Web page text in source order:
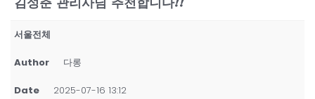
서울전체
Author 다롱
Date 2025-07-16 13:12